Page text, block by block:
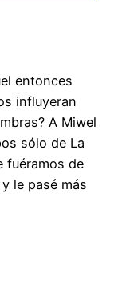
entonces
influyeran
A Miwel
sólo de La
fuéramos de
le pasé más